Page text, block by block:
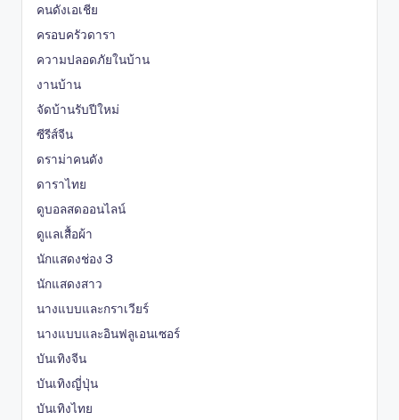
คนดังเอเชีย
ครอบครัวดารา
ความปลอดภัยในบ้าน
งานบ้าน
จัดบ้านรับปีใหม่
ซีรีส์จีน
ดราม่าคนดัง
ดาราไทย
ดูบอลสดออนไลน์
ดูแลเสื้อผ้า
นักแสดงช่อง 3
นักแสดงสาว
นางแบบและกราเวียร์
นางแบบและอินฟลูเอนเซอร์
บันเทิงจีน
บันเทิงญี่ปุ่น
บันเทิงไทย